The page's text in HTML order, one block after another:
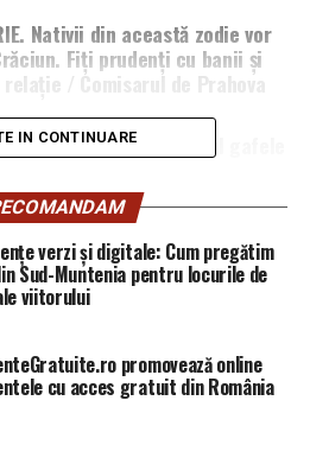
Nativii din această zodie vor
Fiți prudenți cu banii și
/ Comisarul de Prahova
Cum explică premierul gafele
IN CONTINUARE
verzi și digitale: Cum pregătim
Sud-Muntenia pentru locurile de
viitorului
promovează online
cu acces gratuit din România